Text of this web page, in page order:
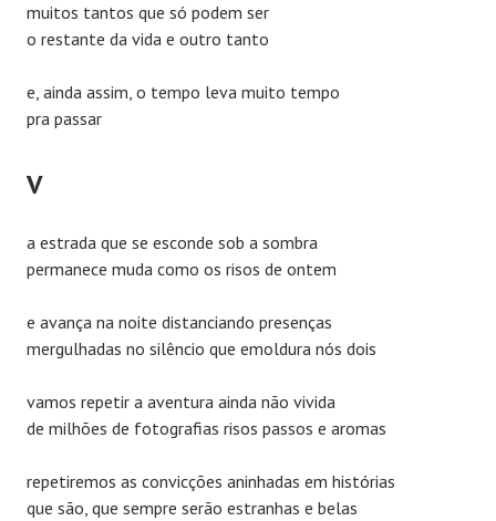
muitos tantos que só podem ser
o restante da vida e outro tanto
e, ainda assim, o tempo leva muito tempo
pra passar
V
a estrada que se esconde sob a sombra
permanece muda como os risos de ontem
e avança na noite distanciando presenças
mergulhadas no silêncio que emoldura nós dois
vamos repetir a aventura ainda não vivida
de milhões de fotografias risos passos e aromas
repetiremos as convicções aninhadas em histórias
que são, que sempre serão estranhas e belas